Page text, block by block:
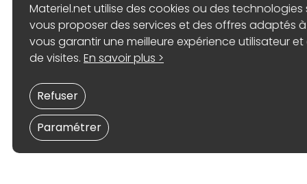
Materiel.net utilise des cookies ou des technologies
vous proposer des services et des offres adaptés
vous garantir une meilleure expérience utilisateur
de visites. En savoir plus >
Paramétrer
Refuser